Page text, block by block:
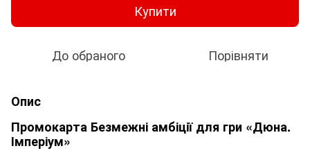
Купити
До обраного Порівняти
Опис
Промокарта Безмежні амбіції для гри «Дюна.
Імперіум»